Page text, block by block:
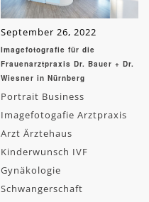
September 26, 2022
Imagefotografie für die
Frauenarztpraxis Dr. Bauer + Dr.
Wiesner in Nürnberg
Portrait Business
Imagefotogafie Arztpraxis
Arzt Ärztehaus
Kinderwunsch IVF
Gynäkologie
Schwangerschaft